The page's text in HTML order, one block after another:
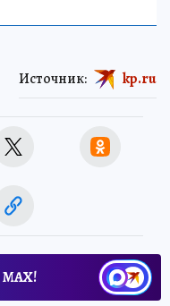
Источник: kp.ru
МАХ!